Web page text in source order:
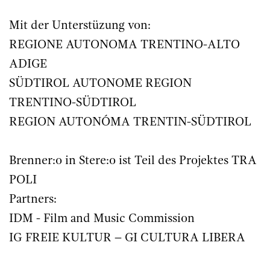
Mit der Unterstüzung von:
REGIONE AUTONOMA TRENTINO-ALTO
ADIGE
SÜDTIROL AUTONOME REGION
TRENTINO-SÜDTIROL
REGION AUTONÓMA TRENTIN-SÜDTIROL
Brenner:o in Stere:o ist Teil des Projektes TRA
POLI
Partners:
IDM - Film and Music Commission
IG FREIE KULTUR – GI CULTURA LIBERA